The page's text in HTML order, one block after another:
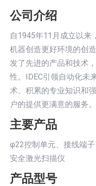
公司介绍
自1945年11月成立以来
机器创造更好环境的创
发了先进的产品和技术
性。IDEC引领自动化未
术、积累的专业知识和
户的提供更满意的服务。
主要产品
φ22控制单元、接线端子
安全激光扫描仪
产品型号